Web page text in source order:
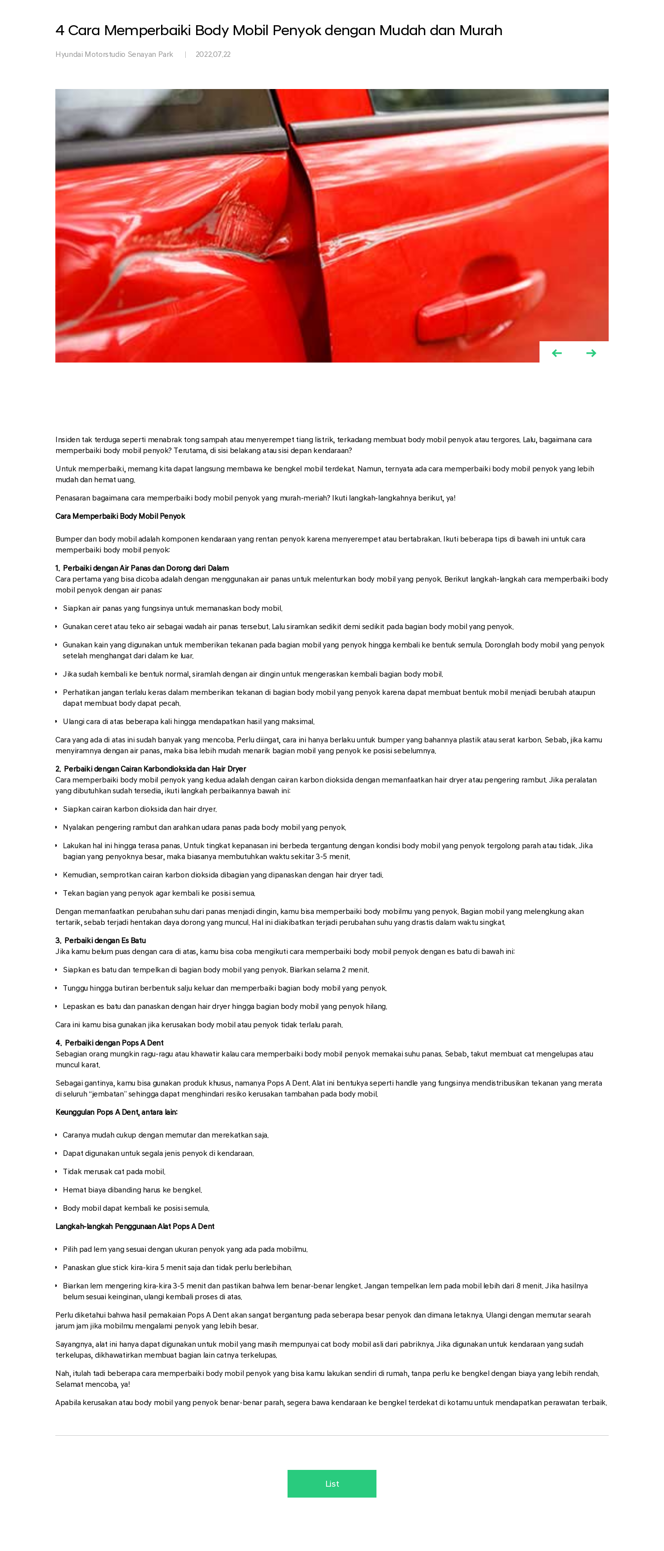
4 Cara Memperbaiki Body Mobil Penyok dengan Mudah dan Murah
Hyundai Motorstudio Senayan Park 2022.07.22
Insiden tak terduga seperti menabrak tong sampah atau menyerempet tiang listrik, terkadang membuat body mobil penyok atau tergores. Lalu, bagaimana cara
memperbaiki body mobil penyok? Terutama, di sisi belakang atau sisi depan kendaraan?
Untuk memperbaiki, memang kita dapat langsung membawa ke bengkel mobil terdekat. Namun, ternyata ada cara memperbaiki body mobil penyok yang lebih
mudah dan hemat uang.
Penasaran bagaimana cara memperbaiki body mobil penyok yang murah-meriah? Ikuti langkah-langkahnya berikut, ya!
Cara Memperbaiki Body Mobil Penyok
Bumper dan body mobil adalah komponen kendaraan yang rentan penyok karena menyerempet atau bertabrakan. Ikuti beberapa tips di bawah ini untuk cara
memperbaiki body mobil penyok:
1. Perbaiki dengan Air Panas dan Dorong dari Dalam
Cara pertama yang bisa dicoba adalah dengan menggunakan air panas untuk melenturkan body mobil yang penyok. Berikut langkah-langkah cara memperbaiki body
mobil penyok dengan air panas:
Siapkan air panas yang fungsinya untuk memanaskan body mobil.
Gunakan ceret atau teko air sebagai wadah air panas tersebut. Lalu siramkan sedikit demi sedikit pada bagian body mobil yang penyok.
Gunakan kain yang digunakan untuk memberikan tekanan pada bagian mobil yang penyok hingga kembali ke bentuk semula. Doronglah body mobil yang penyok
setelah menghangat dari dalam ke luar.
Jika sudah kembali ke bentuk normal, siramlah dengan air dingin untuk mengeraskan kembali bagian body mobil.
Perhatikan jangan terlalu keras dalam memberikan tekanan di bagian body mobil yang penyok karena dapat membuat bentuk mobil menjadi berubah ataupun
dapat membuat body dapat pecah.
Ulangi cara di atas beberapa kali hingga mendapatkan hasil yang maksimal.
Cara yang ada di atas ini sudah banyak yang mencoba. Perlu diingat, cara ini hanya berlaku untuk bumper yang bahannya plastik atau serat karbon. Sebab, jika kamu
menyiramnya dengan air panas, maka bisa lebih mudah menarik bagian mobil yang penyok ke posisi sebelumnya.
2. Perbaiki dengan Cairan Karbondioksida dan Hair Dryer
Cara memperbaiki body mobil penyok yang kedua adalah dengan cairan karbon dioksida dengan memanfaatkan hair dryer atau pengering rambut. Jika peralatan
yang dibutuhkan sudah tersedia, ikuti langkah perbaikannya bawah ini:
Siapkan cairan karbon dioksida dan hair dryer.
Nyalakan pengering rambut dan arahkan udara panas pada body mobil yang penyok.
Lakukan hal ini hingga terasa panas. Untuk tingkat kepanasan ini berbeda tergantung dengan kondisi body mobil yang penyok tergolong parah atau tidak. Jika
bagian yang penyoknya besar, maka biasanya membutuhkan waktu sekitar 3-5 menit.
Kemudian, semprotkan cairan karbon dioksida dibagian yang dipanaskan dengan hair dryer tadi.
Tekan bagian yang penyok agar kembali ke posisi semua.
Dengan memanfaatkan perubahan suhu dari panas menjadi dingin, kamu bisa memperbaiki body mobilmu yang penyok. Bagian mobil yang melengkung akan
tertarik, sebab terjadi hentakan daya dorong yang muncul. Hal ini diakibatkan terjadi perubahan suhu yang drastis dalam waktu singkat.
3. Perbaiki dengan Es Batu
Jika kamu belum puas dengan cara di atas, kamu bisa coba mengikuti cara memperbaiki body mobil penyok dengan es batu di bawah ini:
Siapkan es batu dan tempelkan di bagian body mobil yang penyok. Biarkan selama 2 menit.
Tunggu hingga butiran berbentuk salju keluar dan memperbaiki bagian body mobil yang penyok.
Lepaskan es batu dan panaskan dengan hair dryer hingga bagian body mobil yang penyok hilang.
Cara ini kamu bisa gunakan jika kerusakan body mobil atau penyok tidak terlalu parah.
4. Perbaiki dengan Pops A Dent
Sebagian orang mungkin ragu-ragu atau khawatir kalau cara memperbaiki body mobil penyok memakai suhu panas. Sebab, takut membuat cat mengelupas atau
muncul karat.
Sebagai gantinya, kamu bisa gunakan produk khusus, namanya Pops A Dent. Alat ini bentukya seperti handle yang fungsinya mendistribusikan tekanan yang merata
di seluruh “jembatan” sehingga dapat menghindari resiko kerusakan tambahan pada body mobil.
Keunggulan Pops A Dent, antara lain:
Caranya mudah cukup dengan memutar dan merekatkan saja.
Dapat digunakan untuk segala jenis penyok di kendaraan.
Tidak merusak cat pada mobil.
Hemat biaya dibanding harus ke bengkel.
Body mobil dapat kembali ke posisi semula.
Langkah-langkah Penggunaan Alat Pops A Dent
Pilih pad lem yang sesuai dengan ukuran penyok yang ada pada mobilmu.
Panaskan glue stick kira-kira 5 menit saja dan tidak perlu berlebihan.
Biarkan lem mengering kira-kira 3-5 menit dan pastikan bahwa lem benar-benar lengket. Jangan tempelkan lem pada mobil lebih dari 8 menit. Jika hasilnya
belum sesuai keinginan, ulangi kembali proses di atas.
Perlu diketahui bahwa hasil pemakaian Pops A Dent akan sangat bergantung pada seberapa besar penyok dan dimana letaknya. Ulangi dengan memutar searah
jarum jam jika mobilmu mengalami penyok yang lebih besar.
Sayangnya, alat ini hanya dapat digunakan untuk mobil yang masih mempunyai cat body mobil asli dari pabriknya. Jika digunakan untuk kendaraan yang sudah
terkelupas, dikhawatirkan membuat bagian lain catnya terkelupas.
Nah, itulah tadi beberapa cara memperbaiki body mobil penyok yang bisa kamu lakukan sendiri di rumah, tanpa perlu ke bengkel dengan biaya yang lebih rendah.
Selamat mencoba, ya!
Apabila kerusakan atau body mobil yang penyok benar-benar parah, segera bawa kendaraan ke bengkel terdekat di kotamu untuk mendapatkan perawatan terbaik.
List